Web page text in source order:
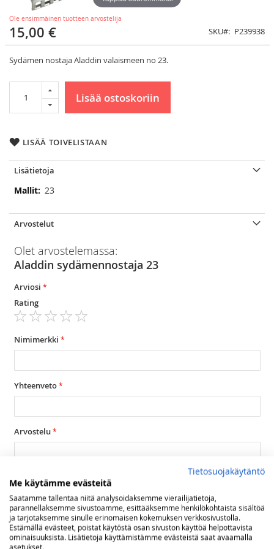
Ole ensimmäinen tuotteen arvostelija
15,00 € SKU P239938
Sydämen nostaja Aladdin valaismeen no 23.
Lisää ostoskoriin
LISÄÄ TOIVELISTAAN
Lisätietoja
Lisätietoja23
Arvostelut
Olet arvostelemassa:
Aladdin sydämennostaja 23
Arviosi
Rating
star
stars
stars
stars
stars
Nimimerkki
Yhteenveto
Arvostelu
Lähetä arvostelu
Tietosuojakäytäntö
Me käytämme evästeitä
Saatamme tallentaa niitä analysoidaksemme vierailijatietoja,
parannellaksemme sivustoamme, esittääksemme henkilökohtaista sisältöä
ja tarjotaksemme sinulle erinomaisen kokemuksen verkkosivustolla.
Estämällä evästeet, poistat käytöstä osan sivuston käyttöä helpottavista
ominaisuuksista. Lisätietoja käyttämistämme evästeistä saat avaamalla
asetukset.